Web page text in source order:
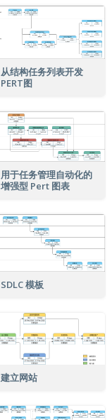
从结构任务列表开发
PERT图
用于任务管理自动化的
增强型 Pert 图表
SDLC 模板
建立网站